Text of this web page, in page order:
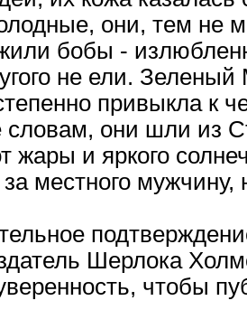
они, тем не
бобы -
не ели.
привыкла к
словам, они шли из
жары и яркого
местного
Шерлока
чтобы